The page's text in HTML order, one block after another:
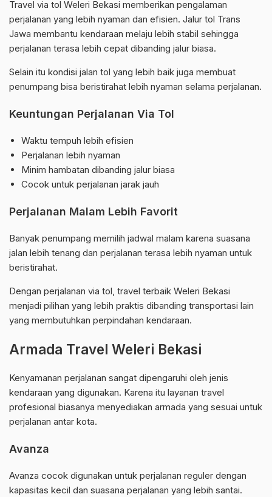
Travel via tol Weleri Bekasi memberikan pengalaman
perjalanan yang lebih nyaman dan efisien. Jalur tol Trans
Jawa membantu kendaraan melaju lebih stabil sehingga
perjalanan terasa lebih cepat dibanding jalur biasa.
Selain itu kondisi jalan tol yang lebih baik juga membuat
penumpang bisa beristirahat lebih nyaman selama perjalanan.
Keuntungan Perjalanan Via Tol
Waktu tempuh lebih efisien
Perjalanan lebih nyaman
Minim hambatan dibanding jalur biasa
Cocok untuk perjalanan jarak jauh
Perjalanan Malam Lebih Favorit
Banyak penumpang memilih jadwal malam karena suasana
jalan lebih tenang dan perjalanan terasa lebih nyaman untuk
beristirahat.
Dengan perjalanan via tol, travel terbaik Weleri Bekasi
menjadi pilihan yang lebih praktis dibanding transportasi lain
yang membutuhkan perpindahan kendaraan.
Armada Travel Weleri Bekasi
Kenyamanan perjalanan sangat dipengaruhi oleh jenis
kendaraan yang digunakan. Karena itu layanan travel
profesional biasanya menyediakan armada yang sesuai untuk
perjalanan antar kota.
Avanza
Avanza cocok digunakan untuk perjalanan reguler dengan
kapasitas kecil dan suasana perjalanan yang lebih santai.